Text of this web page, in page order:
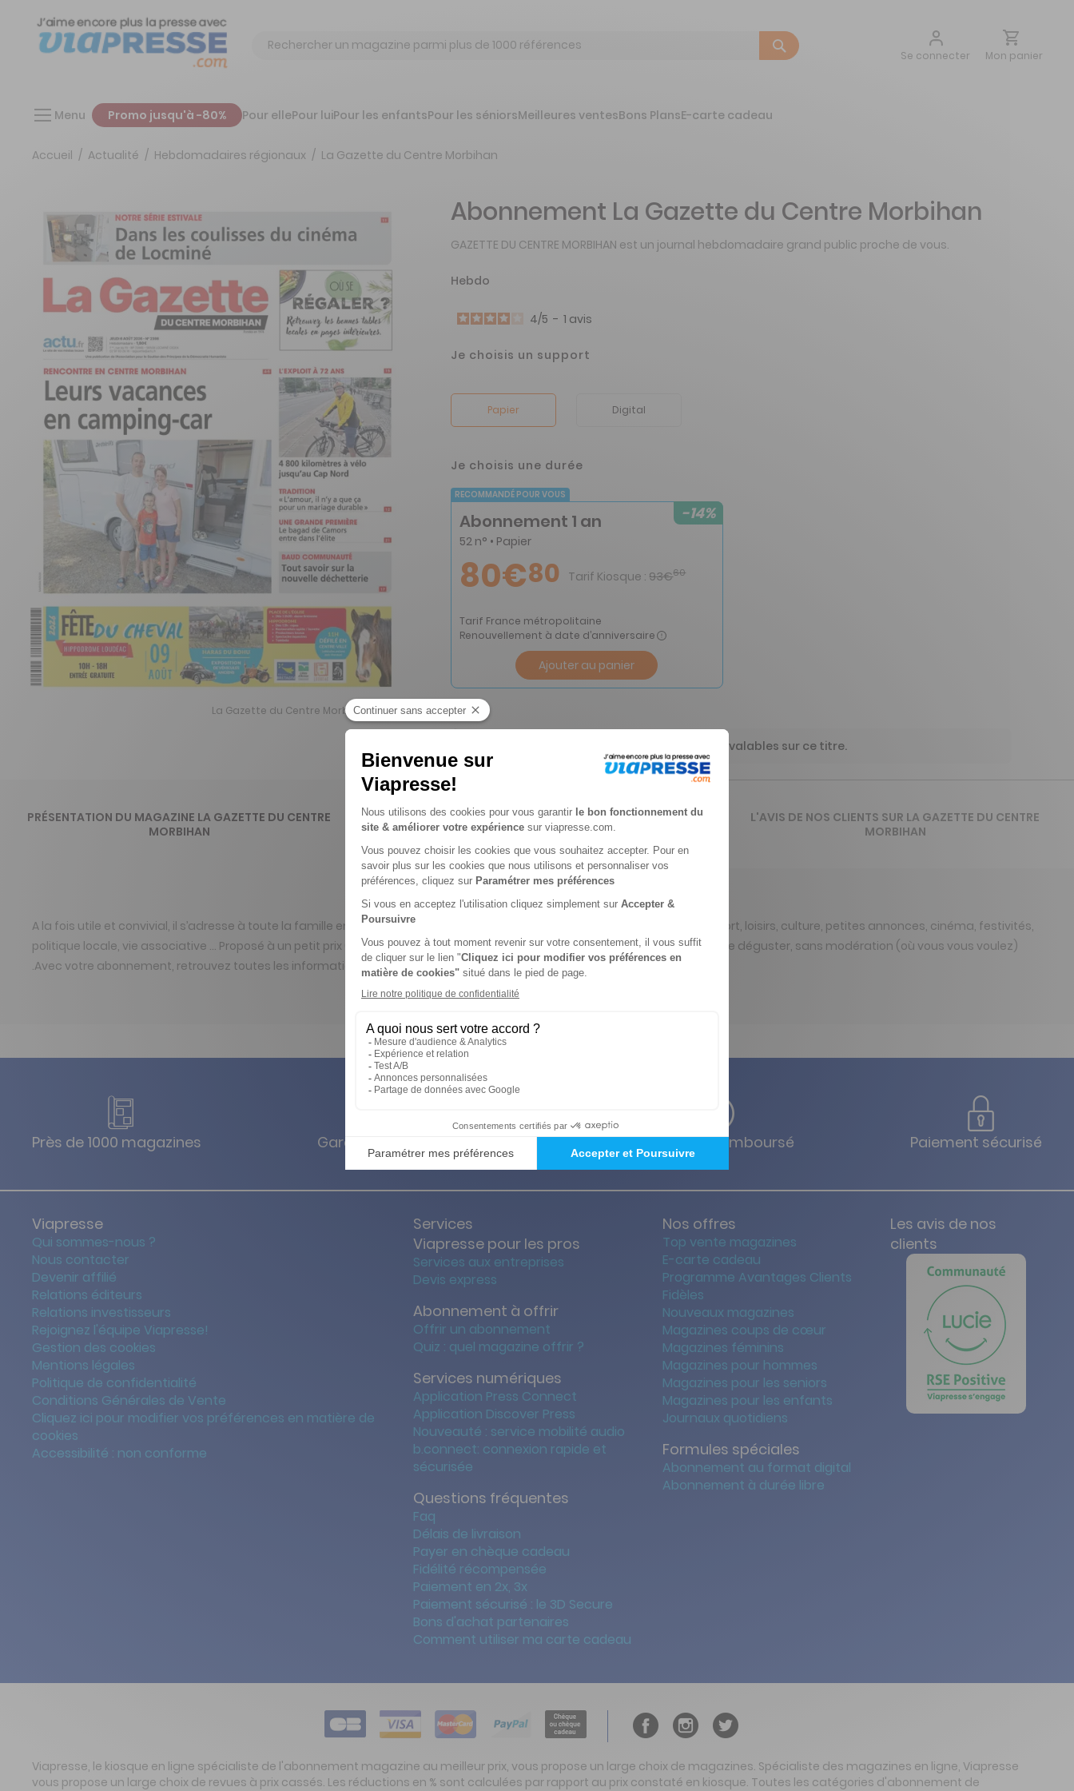
Chercher
Se connecter
Aller
Mon panier
Menu Promo jusqu'à -80% Pour ellePour luiPour les enfantsPour les séniorsMeilleures ventesBons PlansE-carte cadeau
Accueil Actualité Hebdomadaires régionaux La Gazette du Centre Morbihan
La Gazette du Centre Morbihan n° 2398
Abonnement La Gazette du Centre Morbihan
GAZETTE DU CENTRE MORBIHAN est un journal hebdomadaire grand public proche de vous.
Hebdo
4/5 - 1 avis
Je choisis un support
Papier Digital
Je choisis une durée
RECOMMANDÉ POUR VOUS
-14%
Abonnement 1 an
52 n° • Papier
80€80 Tarif Kiosque : 93€60
Tarif France métropolitaine
Renouvellement à date d’anniversaire
Ajouter au panier
les codes promotionnels ne sont pas valables sur ce titre.
PRÉSENTATION DU MAGAZINE LA GAZETTE DU CENTRE
MORBIHAN
A la fois utile et convivial, il s’adresse à toute la famille en traitant l’actualité des communes de votre région : faits divers, sport, loisirs, culture, petites annonces, cinéma, festivités,
politique locale, vie associative … Proposé à un petit prix (et dans un format très pratique), vous avez toute la semaine pour le déguster, sans modération (où vous vous voulez)
.Avec votre abonnement, retrouvez toutes les informations de la région de LOCMINE.
L'AVIS DE VIAPRESSE SUR LA GAZETTE DU CENTRE
MORBIHAN
L'AVIS DE NOS CLIENTS SUR LA GAZETTE DU CENTRE
MORBIHAN
Près de 1000 magazines Garanties des prix les + bas Satisfait ou remboursé Paiement sécurisé
Viapresse
Qui sommes-nous ?
Nous contacter
Devenir affilié
Relations éditeurs
Relations investisseurs
Rejoignez l'équipe Viapresse!
Gestion des cookies
Mentions légales
Politique de confidentialité
Conditions Générales de Vente
Cliquez ici pour modifier vos préférences en matière de
cookies
Accessibilité : non conforme
Services
Viapresse pour les pros
Services aux entreprises
Devis express
Abonnement à offrir
Offrir un abonnement
Quiz : quel magazine offrir ?
Services numériques
Application Press Connect
Application Discover Press
Nouveauté : service mobilité audio
b.connect: connexion rapide et
sécurisée
Questions fréquentes
Faq
Délais de livraison
Payer en chèque cadeau
Fidélité récompensée
Paiement en 2x, 3x
Paiement sécurisé : le 3D Secure
Bons d'achat partenaires
Comment utiliser ma carte cadeau
Nos offres
Top vente magazines
E-carte cadeau
Programme Avantages Clients
Fidèles
Nouveaux magazines
Magazines coups de cœur
Magazines féminins
Magazines pour hommes
Magazines pour les seniors
Magazines pour les enfants
Journaux quotidiens
Formules spéciales
Abonnement au format digital
Abonnement à durée libre
Les avis de nos
clients
Viapresse, le kiosque en ligne spécialiste de l'abonnement magazine au meilleur prix, vous propose un large choix de magazines. Spécialiste des magazines en ligne, Viapresse
vous propose un large choix de revues à prix cassés. Les réductions en % sont calculées par rapport au prix constaté en kiosque. Toutes les catégories d'abonnement de